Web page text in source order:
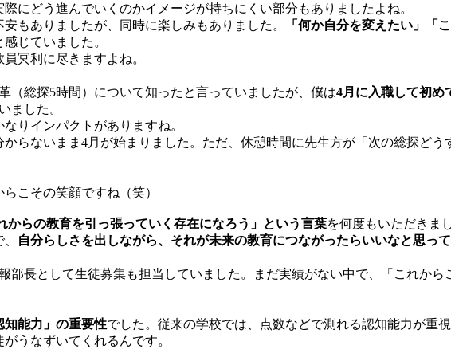
にどう進んでいくのかイメージが持ちにくい部分もありましたよね。
もありましたが、同時に楽しみもありました。
「何か自分を変えたい」「
感じていました。
冥利に尽きますよね。
（総探5時間）について知ったと言っていましたが、僕は4月に入職して初め
ました。
りインパクトがありますね。
らないまま4月が始まりました。ただ、休憩時間に先生方が「次の総探ど
こその笑顔ですね（笑）
からの教育を引っ張っていく存在になろう」という言葉を何度もいただきま
自分らしさを出しながら、それが未来の教育につながったらいいなと思っ
部長として生徒募集も担当していました。まだ実績がない中で、「これか
知能力」の重要性でした。従来の学校では、点数などで測れる認知能力が重
うなずいてくれるんです。